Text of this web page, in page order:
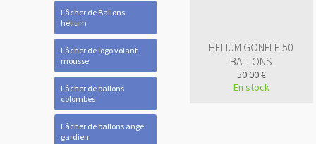
Lâcher de Ballons
hélium
Lâcher de logo volant
mousse
Lâcher de ballons
colombes
Lâcher de ballons ange
gardien
HELIUM GONFLE 50
BALLONS
50.00 €
En stock